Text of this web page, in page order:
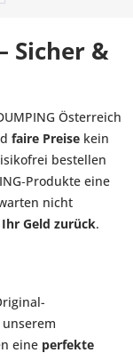
Sicher &
Österreich
faire Preise kein
bestellen
eine
nicht
Ihr Geld zurück.
eine perfekte